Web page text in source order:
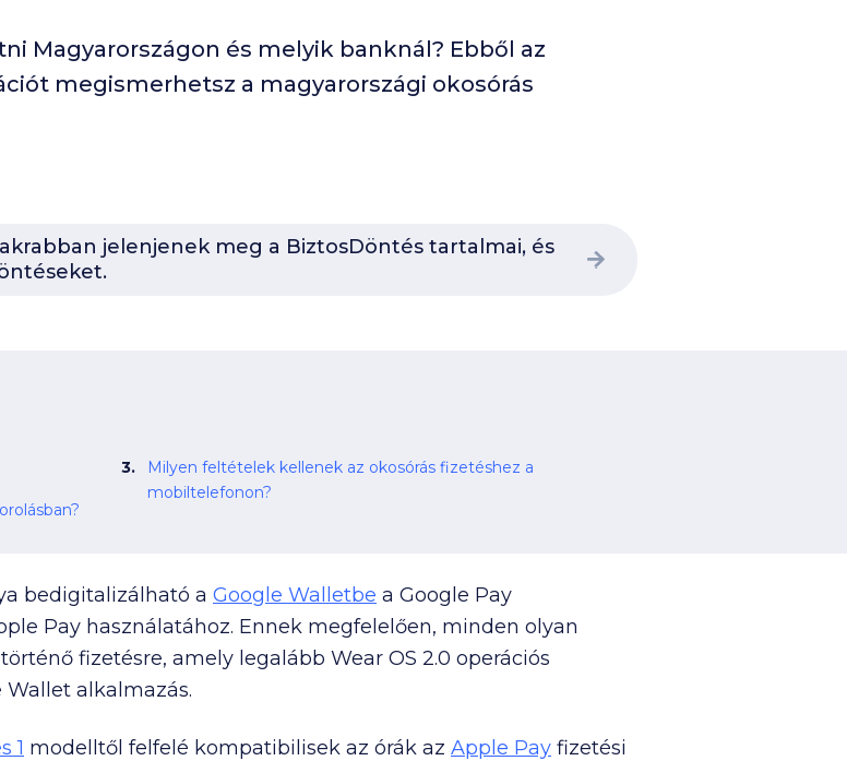
Magyarországon és melyik banknál? Ebből az
megismerhetsz a magyarországi okosórás
jelenjenek meg a BiztosDöntés tartalmai, és
bankja nem szerepel a felsorolásban?
Milyen feltételek kellenek az okosórás fizetéshez a
mobiltelefonon?
bedigitalizálható a Google Walletbe a Google Pay
Pay használatához. Ennek megfelelően, minden olyan
fizetésre, amely legalább Wear OS 2.0 operációs
alkalmazás.
1 modelltől felfelé kompatibilisek az órák az Apple Pay fizetési